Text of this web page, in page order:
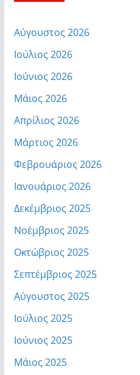
Αύγουστος 2026
Ιούλιος 2026
Ιούνιος 2026
Μάιος 2026
Απρίλιος 2026
Μάρτιος 2026
Φεβρουάριος 2026
Ιανουάριος 2026
Δεκέμβριος 2025
Νοέμβριος 2025
Οκτώβριος 2025
Σεπτέμβριος 2025
Αύγουστος 2025
Ιούλιος 2025
Ιούνιος 2025
Μάιος 2025